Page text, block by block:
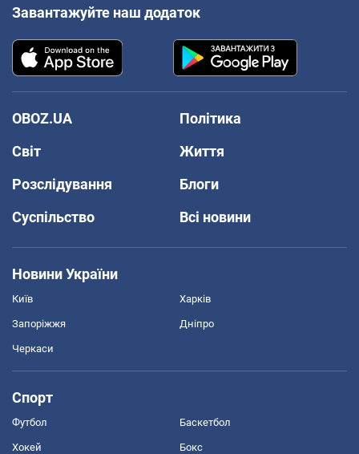
Завантажуйте наш додаток
OBOZ.UA
Політика
Світ
Життя
Розслідування
Блоги
Суспільство
Всі новини
Новини України
Київ Харків
Запоріжжя Дніпро
Черкаси
Спорт
Футбол Баскетбол
Хокей Бокс